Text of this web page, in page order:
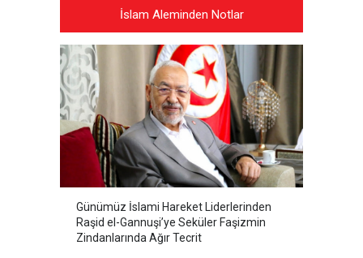
İslam Aleminden Notlar
Günümüz İslami Hareket Liderlerinden
Raşid el-Gannuşi’ye Seküler Faşizmin
Zindanlarında Ağır Tecrit